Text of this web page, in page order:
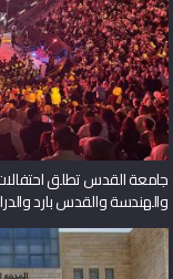
جامعة القدس تطلق
والهندسة والقدس بارد